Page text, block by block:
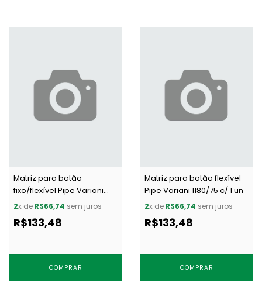
Matriz para botão
fixo/flexível Pipe Variani
1530/90 c/ 1 un
2x de R$66,74 sem juros
R$133,48
COMPRAR
Matriz para botão flexível
Pipe Variani 1180/75 c/ 1 un
2x de R$66,74 sem juros
R$133,48
COMPRAR